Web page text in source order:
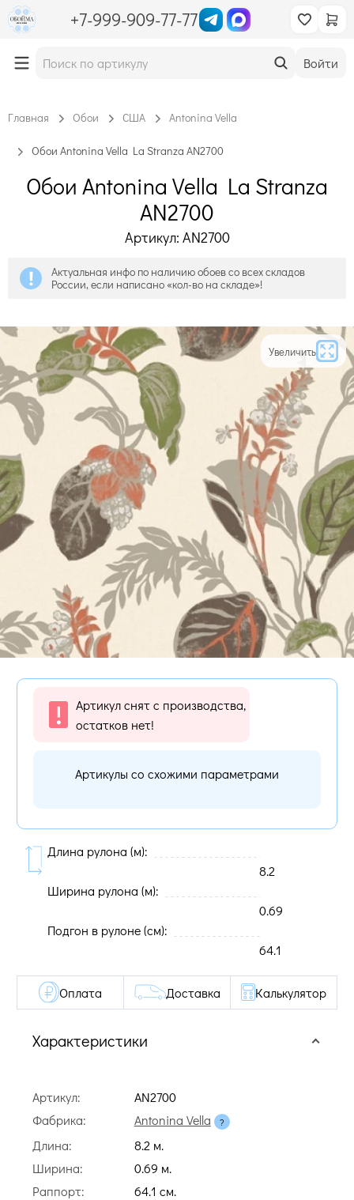
+7-999-909-77-77
Войти
Главная Обои США Antonina Vella
Обои Antonina Vella La Stranza AN2700
Обои Antonina Vella La Stranza
AN2700
Артикул: AN2700
Актуальная инфо по наличию обоев со всех складов
России, если написано «кол-во на складе»!
Увеличить
Артикул снят с производства,
остатков нет!
Артикулы со схожими параметрами
Длина рулона (м):
8.2
Ширина рулона (м):
0.69
Подгон в рулоне (cм):
64.1
Характеристики
Артикул:
AN2700
Фабрика:
Antonina Vella
Длина:
8.2 м.
Ширина:
0.69 м.
Раппорт:
64.1 cм.
Оплата Доставка Калькулятор